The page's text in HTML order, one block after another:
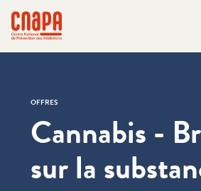
cnapa
OFFRES
Cannabis -
sur la